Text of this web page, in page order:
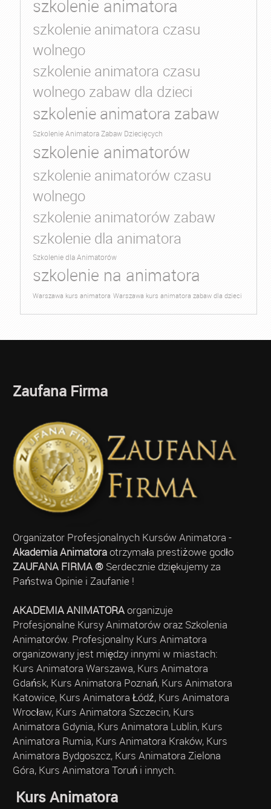
szkolenie animatora
szkolenie animatora czasu
wolnego
szkolenie animatora czasu
wolnego zabaw dla dzieci
szkolenie animatora zabaw
Szkolenie Animatora Zabaw Dziecięcych
szkolenie animatorów
szkolenie animatorów czasu
wolnego
szkolenie animatorów zabaw
szkolenie dla animatora
Szkolenie dla Animatorów
szkolenie na animatora
Warszawa kurs animatora Warszawa kurs animatora zabaw dla dzieci
Zaufana Firma
Organizator Profesjonalnych Kursów Animatora -
Akademia Animatoraotrzymała prestiżowe godło
ZAUFANA FIRMA ®Serdecznie dziękujemy za
Państwa Opinie i Zaufanie !
AKADEMIA ANIMATORAorganizuje
Profesjonalne Kursy Animatorów oraz Szkolenia
Animatorów. Profesjonalny Kurs Animatora
organizowany jest między innymi w miastach:
Kurs Animatora Warszawa, Kurs Animatora
Gdańsk, Kurs Animatora Poznań, Kurs Animatora
Katowice, Kurs Animatora Łódź, Kurs Animatora
Wrocław, Kurs Animatora Szczecin, Kurs
Animatora Gdynia, Kurs Animatora Lublin, Kurs
Animatora Rumia, Kurs Animatora Kraków, Kurs
Animatora Bydgoszcz, Kurs Animatora Zielona
Góra, Kurs Animatora Toruń i innych.
Kurs Animatora